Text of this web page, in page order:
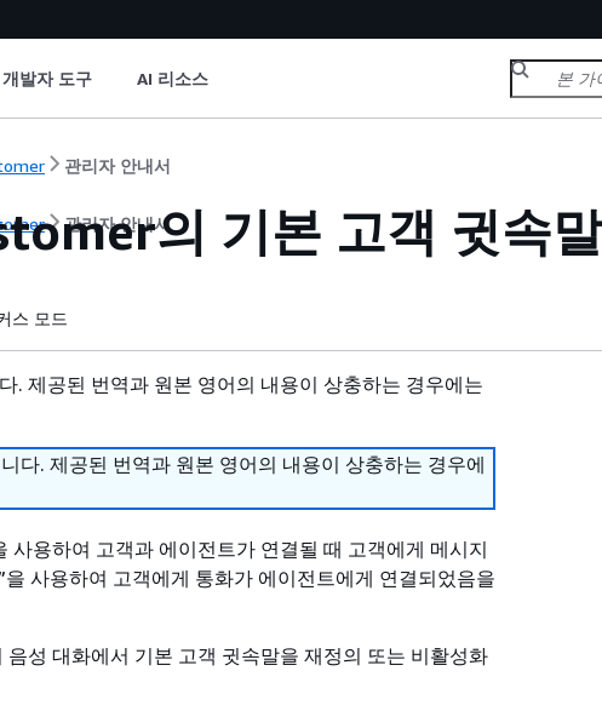
개발자 도구 AI 리소스
관리자 안내서
관리자 안내서의 기본 고객 귓속
스 모드
. 제공된 번역과 원본 영어의 내용이 상충하는 경우에는
다. 제공된 번역과 원본 영어의 내용이 상충하는 경우에
사용하여 고객과 에이전트가 연결될 때 고객에게 메시지
사용하여 고객에게 통화가 에이전트에게 연결되었음을
음성 대화에서 기본 고객 귓속말을 재정의 또는 비활성화